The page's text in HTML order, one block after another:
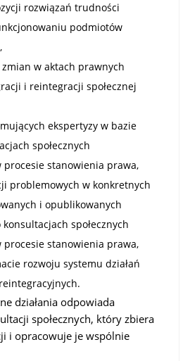
rozwiązań trudności
podmiotów
w aktach prawnych
i reintegracji społecznej
ekspertyzy w bazie
społecznych
procesie stanowienia prawa,
problemowych w konkretnych
i opublikowanych
społecznych
procesie stanowienia prawa,
rozwoju systemu działań
działania odpowiada
społecznych, który zbiera
i opracowuje je wspólnie